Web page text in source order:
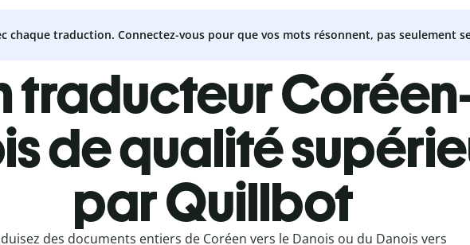
chaque traduction. Connectez-vous pour que vos mots résonnent, pas seulement
traducteur
de qualité
par Quillbot
des documents entiers de Coréen vers le Danois ou du Danois vers